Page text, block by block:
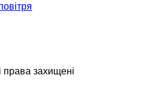
захищені